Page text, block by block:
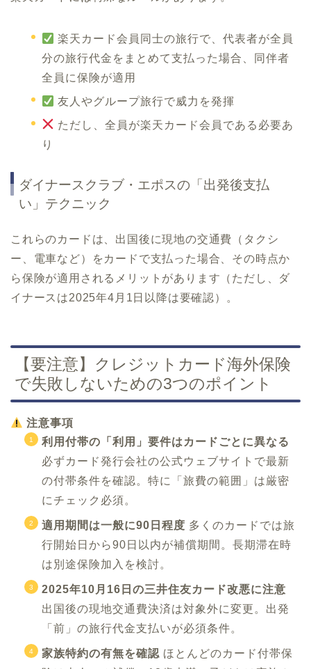
楽天カード会員同士の旅行で、代表者が全員
分の旅行代金をまとめて支払った場合、同伴者
全員に保険が適用
友人やグループ旅行で威力を発揮
ただし、全員が楽天カード会員である必要あ
り
ダイナースクラブ・エポスの「出発後支払
い」テクニック
これらのカードは、出国後に現地の交通費（タクシ
ー、電車など）をカードで支払った場合、その時点か
ら保険が適用されるメリットがあります（ただし、ダ
イナースは2025年4月1日以降は要確認）。
【要注意】クレジットカード海外保険
で失敗しないための3つのポイント
注意事項
利用付帯の「利用」要件はカードごとに異なる
必ずカード発行会社の公式ウェブサイトで最新
の付帯条件を確認。特に「旅費の範囲」は厳密
にチェック必須。
適用期間は一般に90日程度 多くのカードでは旅
行開始日から90日以内が補償期間。長期滞在時
は別途保険加入を検討。
2025年10月16日の三井住友カード改悪に注意
出国後の現地交通費決済は対象外に変更。出発
「前」の旅行代金支払いが必須条件。
家族特約の有無を確認 ほとんどのカード付帯保